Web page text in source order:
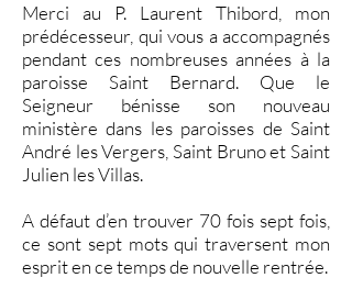
Merci au P. Laurent Thibord, mon
prédécesseur, qui vous a accompagnés
pendant ces nombreuses années à la
paroisse Saint Bernard. Que le
Seigneur bénisse son nouveau
ministère dans les paroisses de Saint
André les Vergers, Saint Bruno et Saint
Julien les Villas.
A défaut d’en trouver 70 fois sept fois,
ce sont sept mots qui traversent mon
esprit en ce temps de nouvelle rentrée.